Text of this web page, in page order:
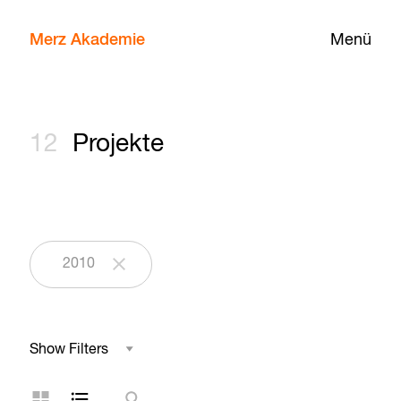
Menü
Merz Akademie
12 Projekte
2010
Show Filters